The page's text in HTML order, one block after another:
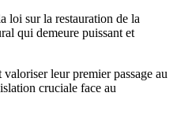
loi sur la restauration de la
qui demeure puissant et
leur premier passage au
cruciale face au